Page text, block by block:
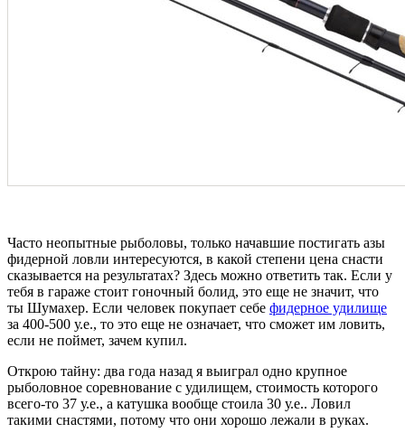
Часто неопытные рыболовы, только начавшие постигать азы
фидерной ловли интересуются, в какой степени цена снасти
сказывается на результатах? Здесь можно ответить так. Если у
тебя в гараже стоит гоночный болид, это еще не значит, что
ты Шумахер. Если человек покупает себе фидерное удилище
за 400-500 у.е., то это еще не означает, что сможет им ловить,
если не поймет, зачем купил.
Открою тайну: два года назад я выиграл одно крупное
рыболовное соревнование с удилищем, стоимость которого
всего-то 37 у.е., а катушка вообще стоила 30 у.е.. Ловил
такими снастями, потому что они хорошо лежали в руках.